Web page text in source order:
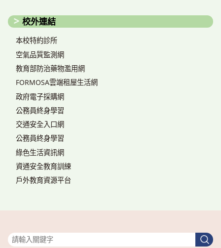
校外連結
本校特約診所
空氣品質監測網
教育部防治藥物濫用網
FORMOSA雲端租屋生活網
政府電子採購網
公務員終身學習
交通安全入口網
公務員終身學習
綠色生活資訊網
資通安全教育訓練
戶外教育資源平台
搜
尋